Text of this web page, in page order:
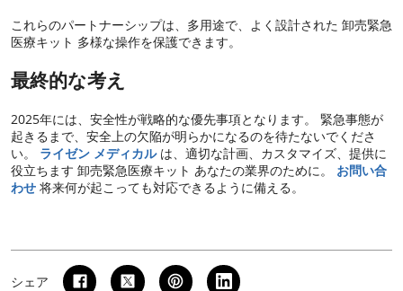
これらのパートナーシップは、多用途で、よく設計された 卸売緊急
医療キット 多様な操作を保護できます。
最終的な考え
2025年には、安全性が戦略的な優先事項となります。 緊急事態が
起きるまで、安全上の欠陥が明らかになるのを待たないでくださ
い。 ライゼン メディカルは、適切な計画、カスタマイズ、提供に
役立ちます 卸売緊急医療キット あなたの業界のために。 お問い合
わせ 将来何が起こっても対応できるように備える。
シェア